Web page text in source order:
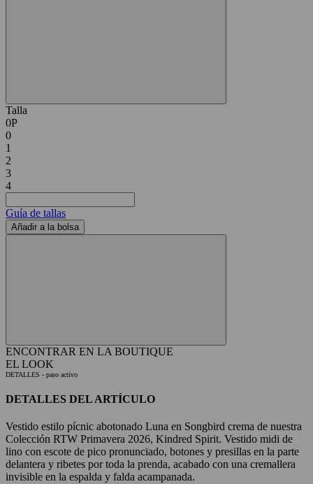
Talla
0P
0
1
2
3
4
Guía de tallas
Añadir a la bolsa
ENCONTRAR EN LA BOUTIQUE
EL LOOK
DETALLES - paso activo
DETALLES DEL ARTÍCULO
Vestido estilo pícnic abotonado Luna en Songbird crema de nuestra
Colección RTW Primavera 2026, Kindred Spirit. Vestido midi de
lino con escote de pico pronunciado, botones y presillas en la parte
delantera y ribetes por toda la prenda, acabado con una cremallera
invisible en la espalda y falda acampanada.